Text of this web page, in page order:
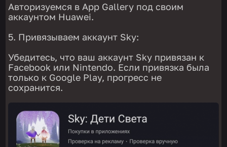
Авторизуемся в App Gallery под своим
аккаунтом Huawei.
Привязываем аккаунт Sky:
Убедитесь, что ваш аккаунт Sky привязан к
Facebook или Nintendo. Если привязка была
только к Google Play, прогресс не
сохранится.